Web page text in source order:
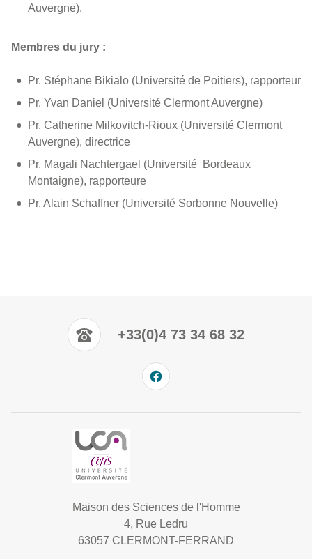
Auvergne).
Membres du jury :
Pr. Stéphane Bikialo (Université de Poitiers), rapporteur
Pr. Yvan Daniel (Université Clermont Auvergne)
Pr. Catherine Milkovitch-Rioux (Université Clermont
Auvergne), directrice
Pr. Magali Nachtergael (Université Bordeaux
Montaigne), rapporteure
Pr. Alain Schaffner (Université Sorbonne Nouvelle)
+33(0)4 73 34 68 32
Maison des Sciences de l'Homme
4, Rue Ledru
63057 CLERMONT-FERRAND